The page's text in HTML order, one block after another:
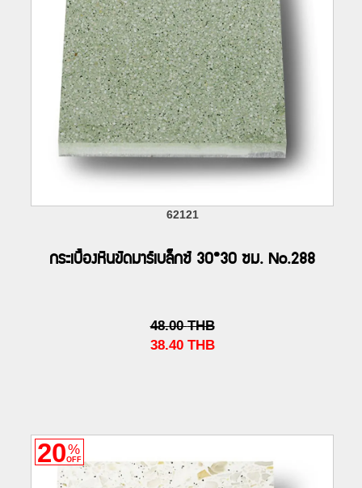
62121
กระเบื้องหินขัดมาร์เบล็กซ์ 30*30 ซม. No.288
48.00 THB
38.40 THB
20%
OFF